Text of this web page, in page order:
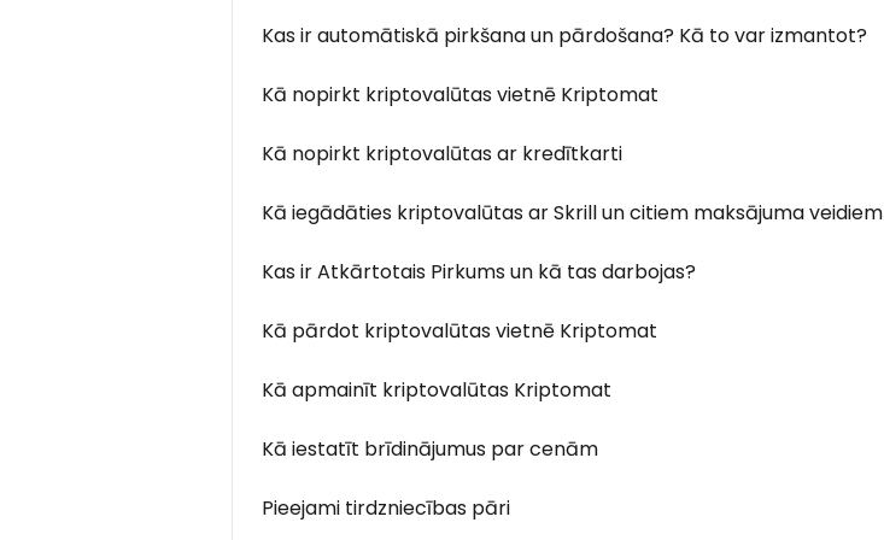
Kas ir automātiskā pirkšana un pārdošana? Kā to var izmantot?
Kā nopirkt kriptovalūtas vietnē Kriptomat
Kā nopirkt kriptovalūtas ar kredītkarti
Kā iegādāties kriptovalūtas ar Skrill un citiem maksājuma veidiem
Kas ir Atkārtotais Pirkums un kā tas darbojas?
Kā pārdot kriptovalūtas vietnē Kriptomat
Kā apmainīt kriptovalūtas Kriptomat
Kā iestatīt brīdinājumus par cenām
Pieejami tirdzniecības pāri